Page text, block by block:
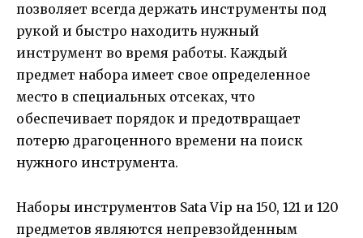
позволяет всегда держать инструменты под
рукой и быстро находить нужный
инструмент во время работы. Каждый
предмет набора имеет свое определенное
место в специальных отсеках, что
обеспечивает порядок и предотвращает
потерю драгоценного времени на поиск
нужного инструмента.
Наборы инструментов Sata Vip на 150, 121 и 120
предметов являются непревзойденным